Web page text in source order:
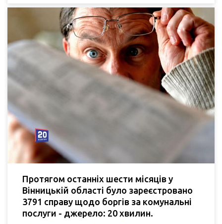
Протягом останніх шести місяців у
Вінницькій області було зареєстровано
3791 справу щодо боргів за комунальні
послуги - джерело: 20 хвилин.